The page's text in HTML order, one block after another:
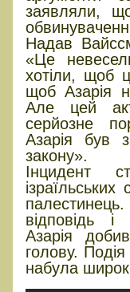
заявляли,
Надав
«Це
хотіли, щоб
щоб Азарія
Але цей
серйозне
Азарія був
закону».
Інцидент
відповідь
Азарія
голову.
набула